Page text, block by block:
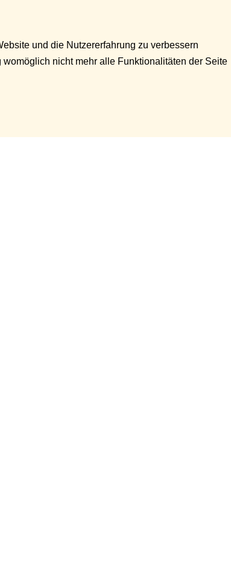
und die Nutzererfahrung zu verbessern
nicht mehr alle Funktionalitäten der Seite